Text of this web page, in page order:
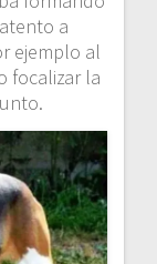
a
ejemplo al
focalizar la